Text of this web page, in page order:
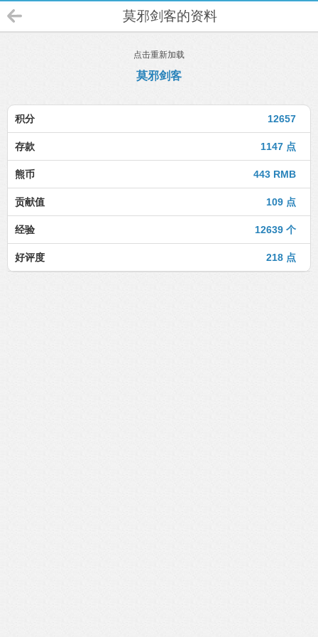
莫邪剑客的资料
点击重新加载
莫邪剑客
12657
积分
1147 点
存款
443 RMB
熊币
109 点
贡献值
12639 个
经验
218 点
好评度